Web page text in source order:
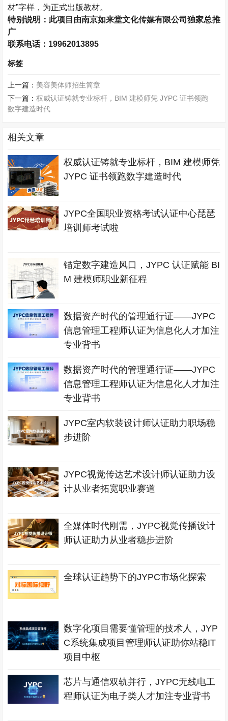
材”字样，为正式出版教材。
特别说明：此项目由南京如来堂文化传媒有限公司独家总推
广
联系电话：19962013895
标签
上一篇： 美容美体师招生简章
下一篇：权威认证铸就专业标杆，BIM 建模师凭 JYPC 证书领跑
数字建造时代
相关文章
权威认证铸就专业标杆，BIM 建模师凭
JYPC 证书领跑数字建造时代
JYPC全国职业资格考试认证中心琵琶
培训师考试啦
锚定数字建造风口，JYPC 认证赋能 BI
M 建模师职业新征程
数据资产时代的管理通行证——JYPC
信息管理工程师认证为信息化人才加注
专业背书
数据资产时代的管理通行证——JYPC
信息管理工程师认证为信息化人才加注
专业背书
JYPC室内软装设计师认证助力职场稳
步进阶
JYPC视觉传达艺术设计师认证助力设
计从业者拓宽职业赛道
全媒体时代刚需，JYPC视觉传播设计
师认证助力从业者稳步进阶
全球认证趋势下的JYPC市场化探索
数字化项目需要懂管理的技术人，JYP
C系统集成项目管理师认证助你站稳IT
项目中枢
芯片与通信双轨并行，JYPC无线电工
程师认证为电子类人才加注专业背书